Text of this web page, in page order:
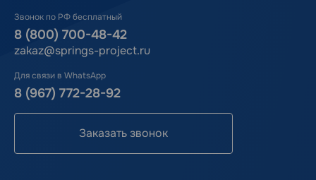
Звонок по РФ бесплатный
8 (800) 700-48-42
zakaz@springs-project.ru
Для связи в WhatsApp
8 (967) 772-28-92
Заказать звонок